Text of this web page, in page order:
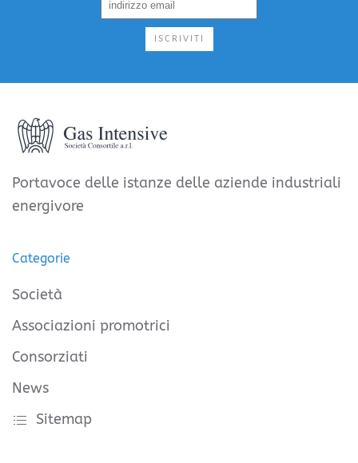
ISCRIVITI
Portavoce delle istanze delle aziende industriali
energivore
Categorie
Società
Associazioni promotrici
Consorziati
News
Sitemap